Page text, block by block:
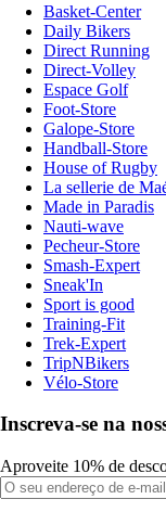
Basket-Center
Daily Bikers
Direct Running
Direct-Volley
Espace Golf
Foot-Store
Galope-Store
Handball-Store
House of Rugby
La sellerie de
Made in Paradis
Nauti-wave
Pecheur-Store
Smash-Expert
Sneak'In
Sport is good
Training-Fit
Trek-Expert
TripNBikers
Vélo-Store
Inscreva-se na
Aproveite 10% de